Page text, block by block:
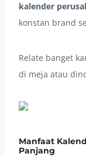
kalender
konstan brand
Relate banget
di meja atau
Manfaat
Panjang